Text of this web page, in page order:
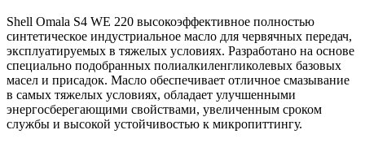
Shell Omala S4 WE 220 высокоэффективное полностью
синтетическое индустриальное масло для червячных передач,
эксплуатируемых в тяжелых условиях. Разработано на основе
специально подобранных полиалкиленгликолевых базовых
масел и присадок. Масло обеспечивает отличное смазывание
в самых тяжелых условиях, обладает улучшенными
энергосберегающими свойствами, увеличенным сроком
службы и высокой устойчивостью к микропиттингу.